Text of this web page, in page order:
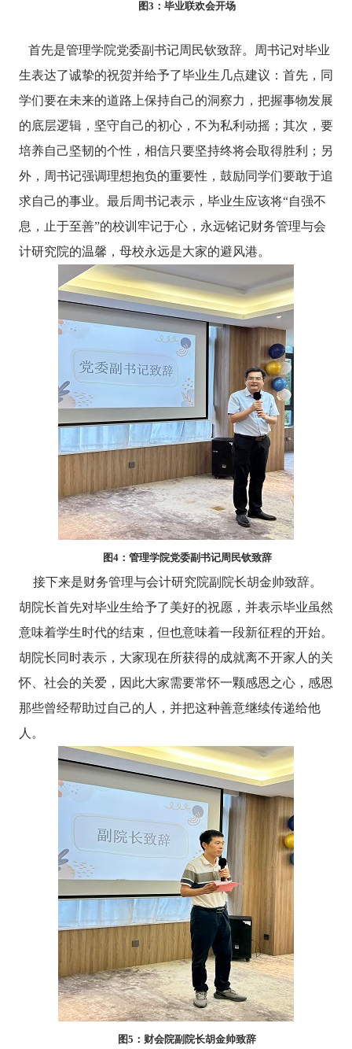
图3 ：毕业联欢会开场
首先是管理学院党委副书记周民钦致辞。周书记对毕业
生表达了诚挚的祝贺并给予了毕业生几点建议：首先，同
学们要在未来的道路上保持自己的洞察力，把握事物发展
的底层逻辑，坚守自己的初心，不为私利动摇；其次，要
培养自己坚韧的个性，相信只要坚持终将会取得胜利；另
外，周书记强调理想抱负的重要性，鼓励同学们要敢于追
求自己的事业。最后周书记表示，毕业生应该将“自强不
息，止于至善”的校训牢记于心，永远铭记财务管理与会
计研究院的温馨，母校永远是大家的避风港。
图4：管理学院党委副书记周民钦致辞
接下来是财务管理与会计研究院副院长胡金帅致辞。
胡院长首先对毕业生给予了美好的祝愿，并表示毕业虽然
意味着学生时代的结束，但也意味着一段新征程的开始。
胡院长同时表示，大家现在所获得的成就离不开家人的关
怀、社会的关爱，因此大家需要常怀一颗感恩之心，感恩
那些曾经帮助过自己的人，并把这种善意继续传递给他
人。
图5 ：财会院副院长胡金帅致辞